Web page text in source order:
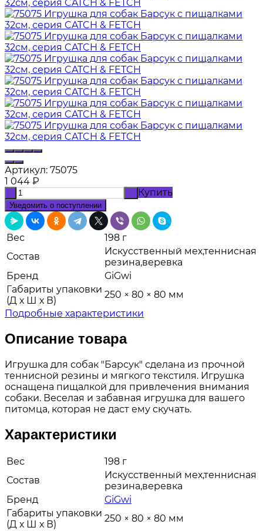
Артикул: 75075
1 044 ₽
Купить
Уведомить о поступлении
Вес
198 г
Состав
Искусственный мех,теннисная
резина,веревка
Бренд
GiGwi
Габариты упаковки
(Д х Ш х В)
250 × 80 × 80 мм
Подробные характеристики
Описание товара
Игрушка для собак "Барсук" сделана из прочной
теннисной резины и мягкого текстиля. Игрушка
оснащена пищалкой для привлечения внимания
собаки. Веселая и забавная игрушка для вашего
питомца, которая не даст ему скучать.
Характеристики
Вес
198 г
Состав
Искусственный мех,теннисная
резина,веревка
Бренд
GiGwi
Габариты упаковки
(Д х Ш х В)
250 × 80 × 80 мм